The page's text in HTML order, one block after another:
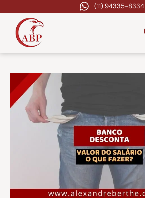
(11) 94335-8334